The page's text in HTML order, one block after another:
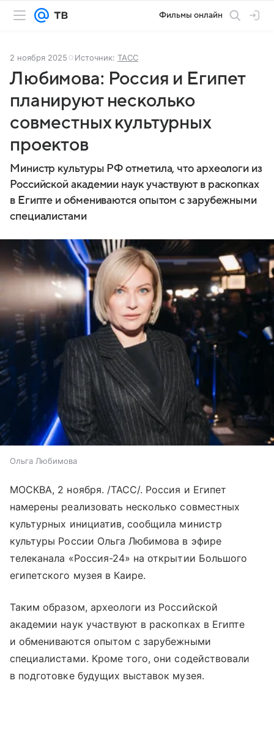
Фильмы онлайн
2 ноября 2025 Источник: ТАСС
Любимова: Россия и Египет
планируют несколько
совместных культурных
проектов
Министр культуры РФ отметила, что археологи из
Российской академии наук участвуют в раскопках
в Египте и обмениваются опытом с зарубежными
специалистами
Ольга Любимова
МОСКВА, 2 ноября. /ТАСС/. Россия и Египет
намерены реализовать несколько совместных
культурных инициатив, сообщила министр
культуры России Ольга Любимова в эфире
телеканала «Россия-24» на открытии Большого
египетского музея в Каире.
Таким образом, археологи из Российской
академии наук участвуют в раскопках в Египте
и обмениваются опытом с зарубежными
специалистами. Кроме того, они содействовали
в подготовке будущих выставок музея.